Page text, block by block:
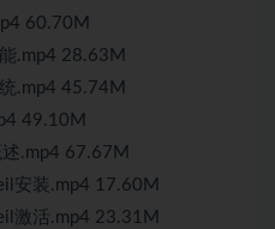
60.70M
.mp4 28.63M
.mp4 45.74M
49.10M
.mp4 67.67M
安装.mp4 17.60M
激活.mp4 23.31M